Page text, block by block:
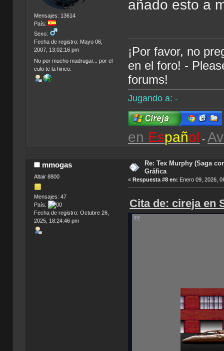
Mensajes: 13614
País:
Sexo:
Fecha de registro: Mayo 06,
2007, 13:02:16 pm
No por mucho madrugar... por el
culo te la hinco.
añado esto a
¡Por favor, no
en el foro! -
forums!
Jugando a: -
en Español -
mmogas
Altair 8800
Mensajes: 47
País:
Fecha de registro: Octubre 26,
2025, 18:24:46 pm
Re: Tex Murphy (Saga
Gráfica
« Respuesta #8 en: Enero 09, 2026,
Cita de: cireja en